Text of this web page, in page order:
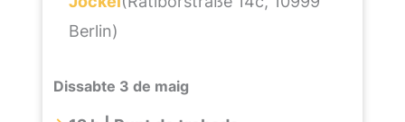
Berlin)
Dissabte 3 de maig